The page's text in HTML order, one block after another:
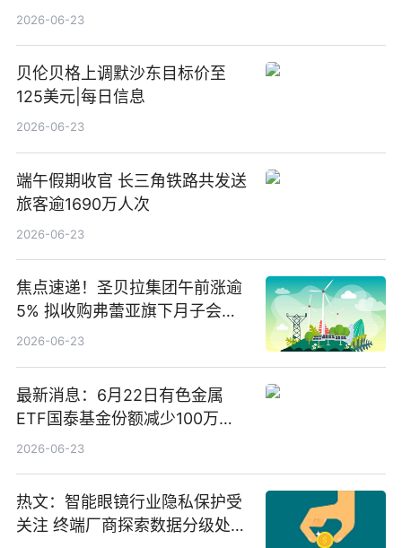
2026-06-23
贝伦贝格上调默沙东目标价至
125美元|每日信息
2026-06-23
端午假期收官 长三角铁路共发送
旅客逾1690万人次
2026-06-23
焦点速递！圣贝拉集团午前涨逾
5% 拟收购弗蕾亚旗下月子会所
业务少数股权
2026-06-23
最新消息：6月22日有色金属
ETF国泰基金份额减少100万
份，重仓股紫金矿业、洛阳钼
2026-06-23
热文：智能眼镜行业隐私保护受
关注 终端厂商探索数据分级处理